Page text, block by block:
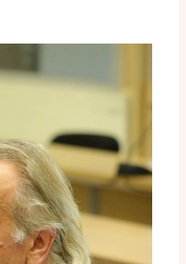
INTERVISTA EMISION
KU E KISHIM FJALEN
LIGJERATE FETARE
PARADITE ME NE
PIKËPAMJE